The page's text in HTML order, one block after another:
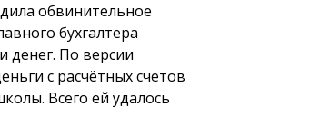
обвинительное
бухгалтера
денег. По версии
с расчётных счетов
Всего ей удалось